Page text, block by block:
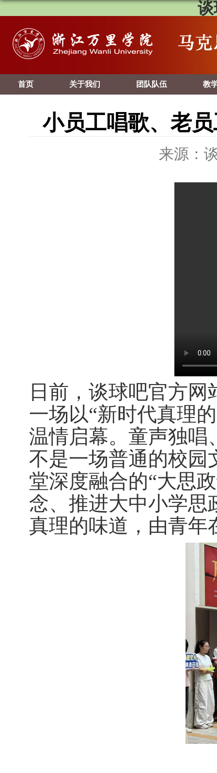
谈
首页 关于我们 团队队伍 教
小员工唱歌、老
来源：
日前，谈球吧官方
一场以“新时代真理
温情启幕。童声独唱
不是一场普通的校园
堂深度融合的“大思
念、推进大中小学思
真理的味道，由青年